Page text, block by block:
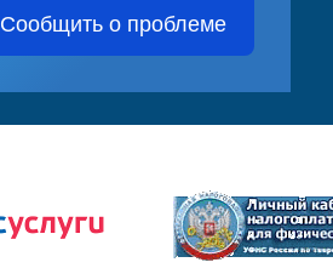
Сообщить о проблеме